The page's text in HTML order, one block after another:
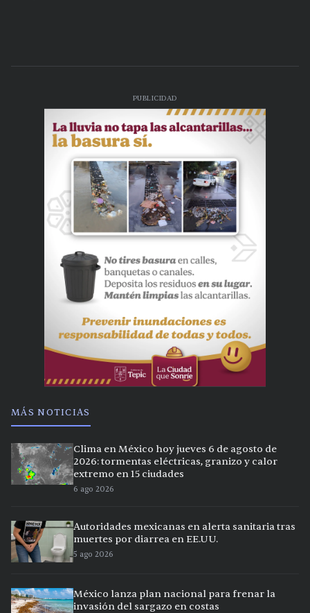
PUBLICIDAD
MÁS NOTICIAS
Clima en México hoy jueves 6 de agosto de
2026: tormentas eléctricas, granizo y calor
extremo en 15 ciudades
6 ago 2026
Autoridades mexicanas en alerta sanitaria tras
muertes por diarrea en EE.UU.
5 ago 2026
México lanza plan nacional para frenar la
invasión del sargazo en costas